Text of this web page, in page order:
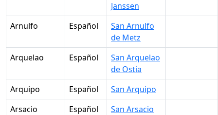
Janssen
Arnulfo
Español
San Arnulfo
de Metz
Arquelao
Español
San Arquelao
de Ostia
Arquipo
Español
San Arquipo
Arsacio
Español
San Arsacio